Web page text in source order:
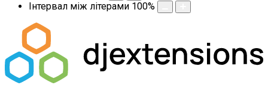
Інтервал між літерами 100%